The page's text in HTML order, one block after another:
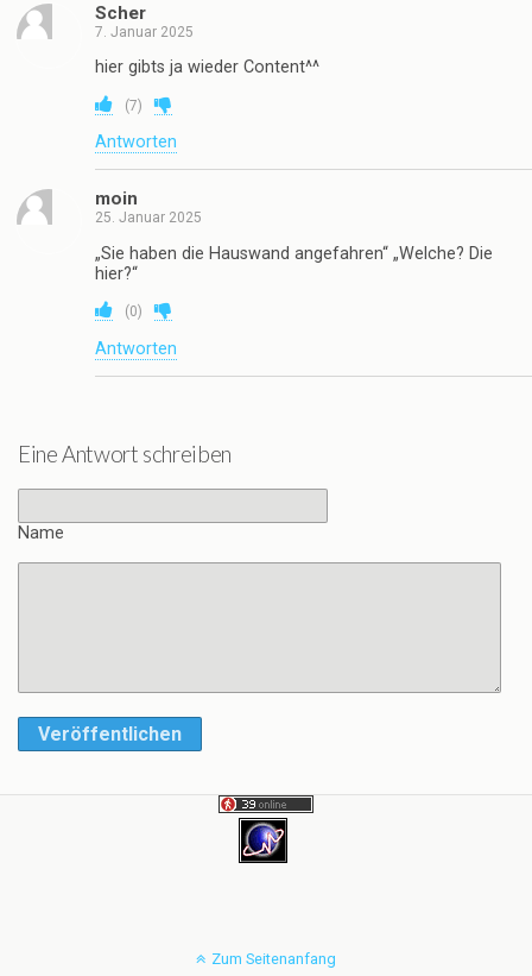
Scher
7. Januar 2025
hier gibts ja wieder Content^^
(7)
Antworten
moin
25. Januar 2025
„Sie haben die Hauswand angefahren“ „Welche? Die
hier?“
(0)
Antworten
Eine Antwort schreiben
Name
Veröffentlichen
Zum Seitenanfang